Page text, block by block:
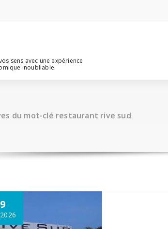
sens avec une expérience
inoubliable.
du mot-clé restaurant rive sud